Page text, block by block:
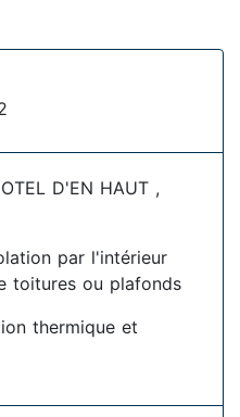
D'EN HAUT ,
par l'intérieur
toitures ou plafonds
thermique et